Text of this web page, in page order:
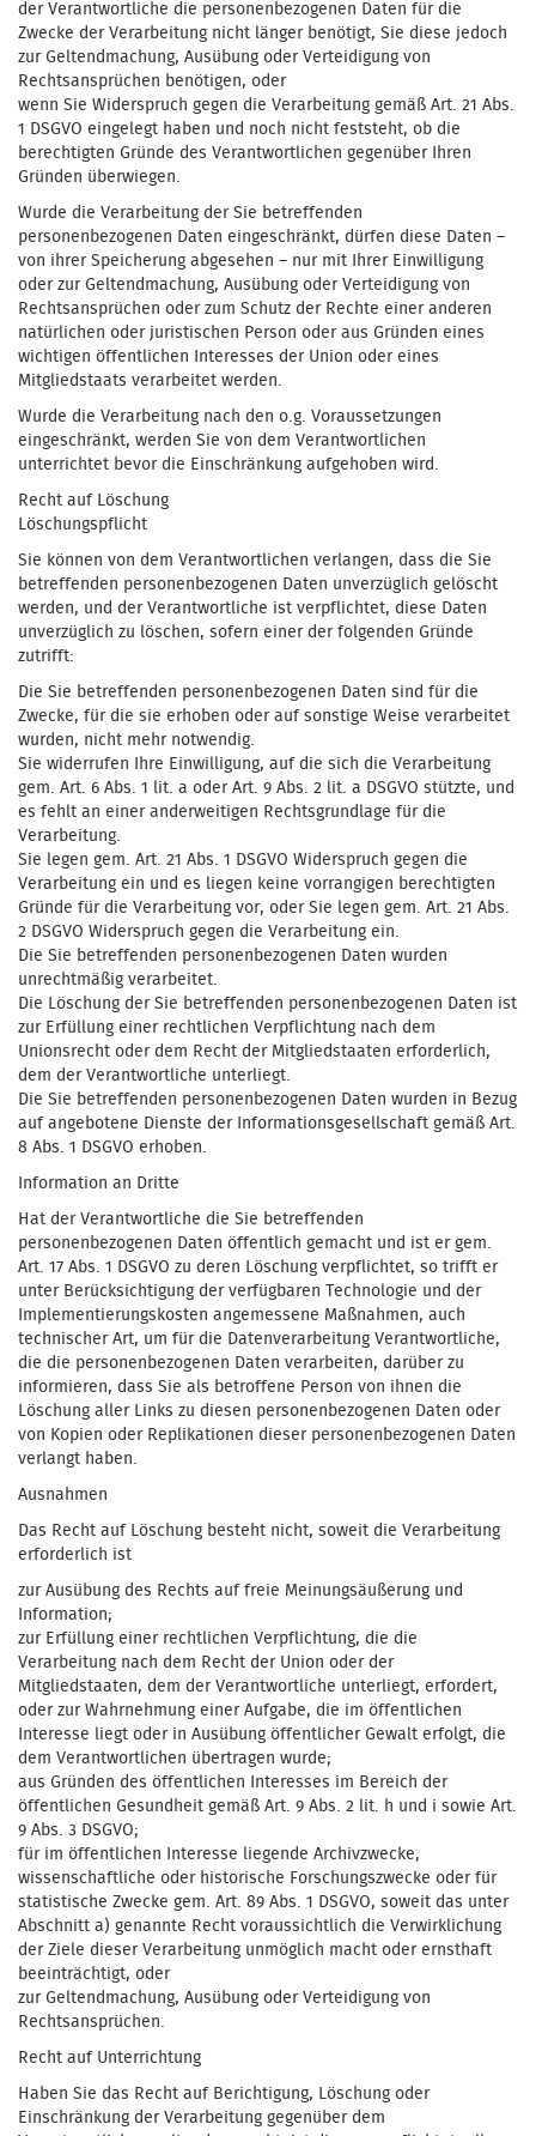
der Verantwortliche die personenbezogenen Daten für die
Zwecke der Verarbeitung nicht länger benötigt, Sie diese jedoch
zur Geltendmachung, Ausübung oder Verteidigung von
Rechtsansprüchen benötigen, oder
wenn Sie Widerspruch gegen die Verarbeitung gemäß Art. 21 Abs.
1 DSGVO eingelegt haben und noch nicht feststeht, ob die
berechtigten Gründe des Verantwortlichen gegenüber Ihren
Gründen überwiegen.
Wurde die Verarbeitung der Sie betreffenden
personenbezogenen Daten eingeschränkt, dürfen diese Daten –
von ihrer Speicherung abgesehen – nur mit Ihrer Einwilligung
oder zur Geltendmachung, Ausübung oder Verteidigung von
Rechtsansprüchen oder zum Schutz der Rechte einer anderen
natürlichen oder juristischen Person oder aus Gründen eines
wichtigen öffentlichen Interesses der Union oder eines
Mitgliedstaats verarbeitet werden.
Wurde die Verarbeitung nach den o.g. Voraussetzungen
eingeschränkt, werden Sie von dem Verantwortlichen
unterrichtet bevor die Einschränkung aufgehoben wird.
Recht auf Löschung
Löschungspflicht
Sie können von dem Verantwortlichen verlangen, dass die Sie
betreffenden personenbezogenen Daten unverzüglich gelöscht
werden, und der Verantwortliche ist verpflichtet, diese Daten
unverzüglich zu löschen, sofern einer der folgenden Gründe
zutrifft:
Die Sie betreffenden personenbezogenen Daten sind für die
Zwecke, für die sie erhoben oder auf sonstige Weise verarbeitet
wurden, nicht mehr notwendig.
Sie widerrufen Ihre Einwilligung, auf die sich die Verarbeitung
gem. Art. 6 Abs. 1 lit. a oder Art. 9 Abs. 2 lit. a DSGVO stützte, und
es fehlt an einer anderweitigen Rechtsgrundlage für die
Verarbeitung.
Sie legen gem. Art. 21 Abs. 1 DSGVO Widerspruch gegen die
Verarbeitung ein und es liegen keine vorrangigen berechtigten
Gründe für die Verarbeitung vor, oder Sie legen gem. Art. 21 Abs.
2 DSGVO Widerspruch gegen die Verarbeitung ein.
Die Sie betreffenden personenbezogenen Daten wurden
unrechtmäßig verarbeitet.
Die Löschung der Sie betreffenden personenbezogenen Daten ist
zur Erfüllung einer rechtlichen Verpflichtung nach dem
Unionsrecht oder dem Recht der Mitgliedstaaten erforderlich,
dem der Verantwortliche unterliegt.
Die Sie betreffenden personenbezogenen Daten wurden in Bezug
auf angebotene Dienste der Informationsgesellschaft gemäß Art.
8 Abs. 1 DSGVO erhoben.
Information an Dritte
Hat der Verantwortliche die Sie betreffenden
personenbezogenen Daten öffentlich gemacht und ist er gem.
Art. 17 Abs. 1 DSGVO zu deren Löschung verpflichtet, so trifft er
unter Berücksichtigung der verfügbaren Technologie und der
Implementierungskosten angemessene Maßnahmen, auch
technischer Art, um für die Datenverarbeitung Verantwortliche,
die die personenbezogenen Daten verarbeiten, darüber zu
informieren, dass Sie als betroffene Person von ihnen die
Löschung aller Links zu diesen personenbezogenen Daten oder
von Kopien oder Replikationen dieser personenbezogenen Daten
verlangt haben.
Ausnahmen
Das Recht auf Löschung besteht nicht, soweit die Verarbeitung
erforderlich ist
zur Ausübung des Rechts auf freie Meinungsäußerung und
Information;
zur Erfüllung einer rechtlichen Verpflichtung, die die
Verarbeitung nach dem Recht der Union oder der
Mitgliedstaaten, dem der Verantwortliche unterliegt, erfordert,
oder zur Wahrnehmung einer Aufgabe, die im öffentlichen
Interesse liegt oder in Ausübung öffentlicher Gewalt erfolgt, die
dem Verantwortlichen übertragen wurde;
aus Gründen des öffentlichen Interesses im Bereich der
öffentlichen Gesundheit gemäß Art. 9 Abs. 2 lit. h und i sowie Art.
9 Abs. 3 DSGVO;
für im öffentlichen Interesse liegende Archivzwecke,
wissenschaftliche oder historische Forschungszwecke oder für
statistische Zwecke gem. Art. 89 Abs. 1 DSGVO, soweit das unter
Abschnitt a) genannte Recht voraussichtlich die Verwirklichung
der Ziele dieser Verarbeitung unmöglich macht oder ernsthaft
beeinträchtigt, oder
zur Geltendmachung, Ausübung oder Verteidigung von
Rechtsansprüchen.
Recht auf Unterrichtung
Haben Sie das Recht auf Berichtigung, Löschung oder
Einschränkung der Verarbeitung gegenüber dem